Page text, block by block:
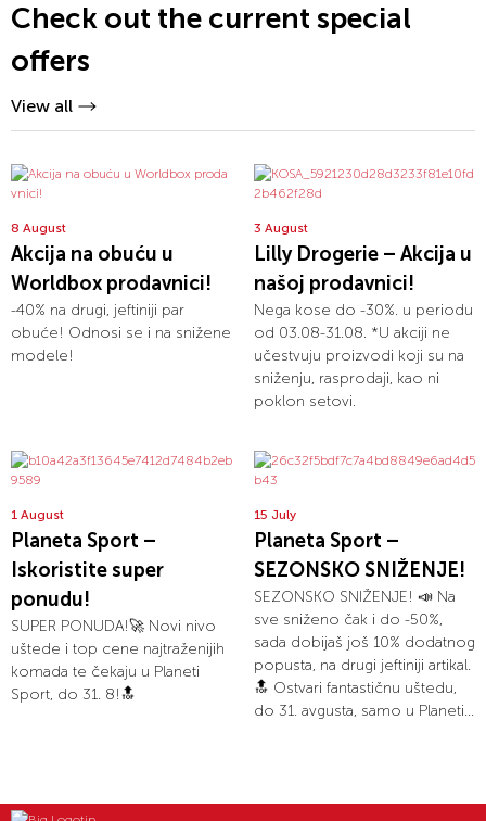
Check out the current special
offers
View all
8 August
Akcija na obuću u
Worldbox prodavnici!
-40% na drugi, jeftiniji par
obuće! Odnosi se i na snižene
modele!
3 August
Lilly Drogerie – Akcija u
našoj prodavnici!
Nega kose do -30%. u periodu
od 03.08-31.08. *U akciji ne
učestvuju proizvodi koji su na
sniženju, rasprodaji, kao ni
poklon setovi.
1 August
Planeta Sport –
Iskoristite super
ponudu!
SUPER PONUDA!🚀 Novi nivo
uštede i top cene najtraženijih
komada te čekaju u Planeti
Sport, do 31. 8!🔝
15 July
Planeta Sport –
SEZONSKO SNIŽENJE!
SEZONSKO SNIŽENJE! 📣 Na
sve sniženo čak i do -50%,
sada dobijaš još 10% dodatnog
popusta, na drugi jeftiniji artikal.
🔝 Ostvari fantastičnu uštedu,
do 31. avgusta, samo u Planeti...